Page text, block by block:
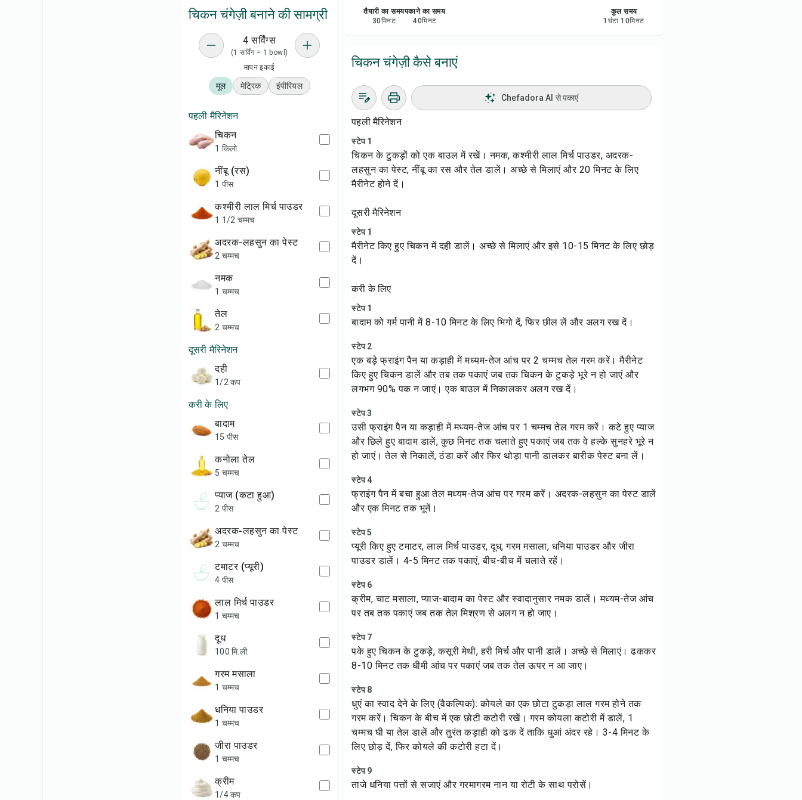
चिकन चंगेज़ी बनाने की सामग्री
4 सर्विंग्स
(1 सर्विंग = 1 bowl)
मापन इकाई
मूल मेट्रिक इंपीरियल
पहली मैरिनेशन
चिकन
1 किलो
नींबू (रस)
1 पीस
कश्मीरी लाल मिर्च पाउडर
1 1/2 चम्मच
अदरक-लहसुन का पेस्ट
2 चम्मच
नमक
1 चम्मच
तेल
2 चम्मच
दूसरी मैरिनेशन
दही
1/2 कप
करी के लिए
बादाम
15 पीस
कनोला तेल
5 चम्मच
प्याज (कटा हुआ)
2 पीस
अदरक-लहसुन का पेस्ट
2 चम्मच
टमाटर (प्यूरी)
4 पीस
लाल मिर्च पाउडर
1 चम्मच
दूध
100 मि.ली.
गरम मसाला
1 चम्मच
धनिया पाउडर
1 चम्मच
जीरा पाउडर
1 चम्मच
क्रीम
1/4 कप
तैयारी का समय
30मिनट
पकाने का समय
40मिनट
कुल समय
1 घंटा 10मिनट
चिकन चंगेज़ी कैसे बनाएं
Chefadora AI से पकाएं
पहली मैरिनेशन
स्टेप 1
चिकन के टुकड़ों को एक बाउल में रखें। नमक, कश्मीरी लाल मिर्च पाउडर, अदरक-
लहसुन का पेस्ट, नींबू का रस और तेल डालें। अच्छे से मिलाएं और 20 मिनट के लिए
मैरीनेट होने दें।
दूसरी मैरिनेशन
स्टेप 1
मैरीनेट किए हुए चिकन में दही डालें। अच्छे से मिलाएं और इसे 10-15 मिनट के लिए छोड़
दें।
करी के लिए
स्टेप 1
बादाम को गर्म पानी में 8-10 मिनट के लिए भिगो दें, फिर छील लें और अलग रख दें।
स्टेप 2
एक बड़े फ्राइंग पैन या कड़ाही में मध्यम-तेज आंच पर 2 चम्मच तेल गरम करें। मैरीनेट
किए हुए चिकन डालें और तब तक पकाएं जब तक चिकन के टुकड़े भूरे न हो जाएं और
लगभग 90% पक न जाएं। एक बाउल में निकालकर अलग रख दें।
स्टेप 3
उसी फ्राइंग पैन या कड़ाही में मध्यम-तेज आंच पर 1 चम्मच तेल गरम करें। कटे हुए प्याज
और छिले हुए बादाम डालें, कुछ मिनट तक चलाते हुए पकाएं जब तक वे हल्के सुनहरे भूरे न
हो जाएं। तेल से निकालें, ठंडा करें और फिर थोड़ा पानी डालकर बारीक पेस्ट बना लें।
स्टेप 4
फ्राइंग पैन में बचा हुआ तेल मध्यम-तेज आंच पर गरम करें। अदरक-लहसुन का पेस्ट डालें
और एक मिनट तक भूनें।
स्टेप 5
प्यूरी किए हुए टमाटर, लाल मिर्च पाउडर, दूध, गरम मसाला, धनिया पाउडर और जीरा
पाउडर डालें। 4-5 मिनट तक पकाएं, बीच-बीच में चलाते रहें।
स्टेप 6
क्रीम, चाट मसाला, प्याज-बादाम का पेस्ट और स्वादानुसार नमक डालें। मध्यम-तेज आंच
पर तब तक पकाएं जब तक तेल मिश्रण से अलग न हो जाए।
स्टेप 7
पके हुए चिकन के टुकड़े, कसूरी मेथी, हरी मिर्च और पानी डालें। अच्छे से मिलाएं। ढककर
8-10 मिनट तक धीमी आंच पर पकाएं जब तक तेल ऊपर न आ जाए।
स्टेप 8
धुएं का स्वाद देने के लिए (वैकल्पिक): कोयले का एक छोटा टुकड़ा लाल गरम होने तक
गरम करें। चिकन के बीच में एक छोटी कटोरी रखें। गरम कोयला कटोरी में डालें, 1
चम्मच घी या तेल डालें और तुरंत कड़ाही को ढक दें ताकि धुआं अंदर रहे। 3-4 मिनट के
लिए छोड़ दें, फिर कोयले की कटोरी हटा दें।
स्टेप 9
ताजे धनिया पत्तों से सजाएं और गरमागरम नान या रोटी के साथ परोसें।